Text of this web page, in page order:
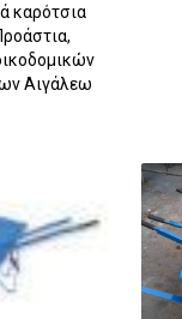
καρότσια
Αιγάλεω